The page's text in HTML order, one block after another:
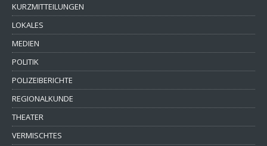
KURZMITTEILUNGEN
LOKALES
MEDIEN
POLITIK
POLIZEIBERICHTE
REGIONALKUNDE
THEATER
VERMISCHTES